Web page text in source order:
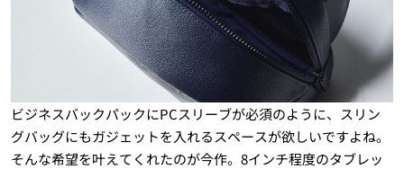
ビジネスバックパックにPCスリーブが必須のように、スリン
グバッグにもガジェットを入れるスペースが欲しいですよね。
そんな希望を叶えてくれたのが今作。8インチ程度のタブレッ